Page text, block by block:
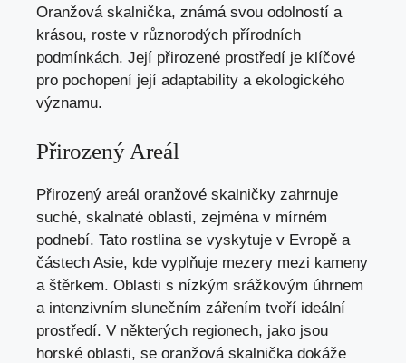
Oranžová skalnička, známá svou odolností a
krásou, roste v různorodých přírodních
podmínkách. Její přirozené prostředí je klíčové
pro pochopení její adaptability a ekologického
významu.
Přirozený Areál
Přirozený areál oranžové skalničky zahrnuje
suché, skalnaté oblasti, zejména v mírném
podnebí. Tato rostlina se vyskytuje v Evropě a
částech Asie, kde vyplňuje mezery mezi kameny
a štěrkem. Oblasti s nízkým srážkovým úhrnem
a intenzivním slunečním zářením tvoří ideální
prostředí. V některých regionech, jako jsou
horské oblasti, se oranžová skalnička dokáže